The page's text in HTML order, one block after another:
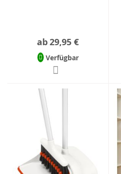
ab29,95 €
Verfügbar